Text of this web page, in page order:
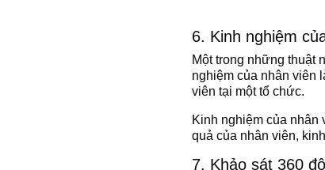
6. Kinh nghiệm
Một trong những thuật
nghiệm của nhân viên
viên tại một tổ chức.
Kinh nghiệm của
quả của nhân viên,
7. Khảo sát 360 độ